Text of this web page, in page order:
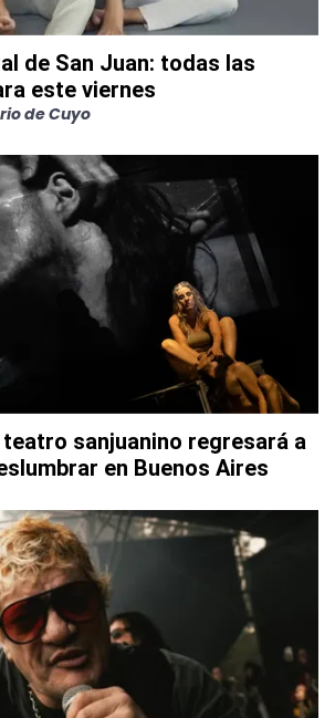
de San Juan: todas las
este viernes
de Cuyo
sanjuanino regresará a
en Buenos Aires